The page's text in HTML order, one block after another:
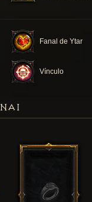
Fanal de Ytar
Vínculo